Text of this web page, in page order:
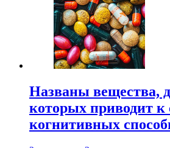
Названы вещества,
которых приводит
когнитивных